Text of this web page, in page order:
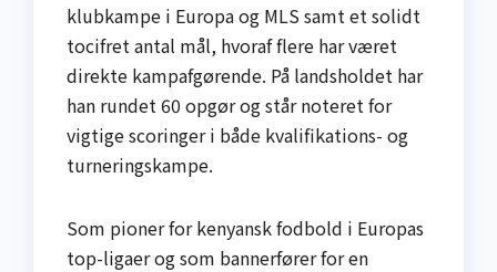
klubkampe i Europa og MLS samt et solidt
tocifret antal mål, hvoraf flere har været
direkte kampafgørende. På landsholdet har
han rundet 60 opgør og står noteret for
vigtige scoringer i både kvalifikations- og
turneringskampe.
Som pioner for kenyansk fodbold i Europas
top-ligaer og som bannerfører for en